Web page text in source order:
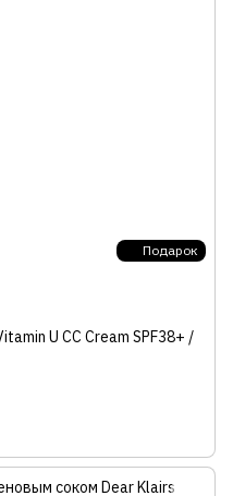
Подарок
U CC Cream SPF38+ /